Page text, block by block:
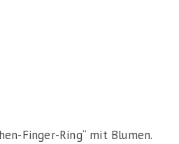
Finger-Ring“ mit Blumen.